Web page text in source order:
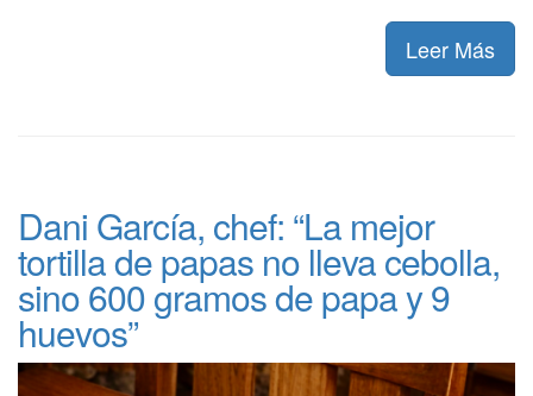
Leer Más
Dani García, chef: “La mejor
tortilla de papas no lleva cebolla,
sino 600 gramos de papa y 9
huevos”